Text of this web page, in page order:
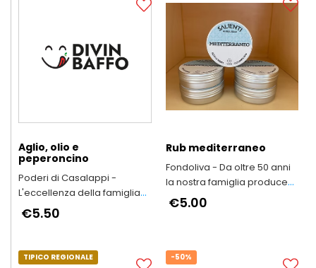
Aglio, olio e
peperoncino
Poderi di Casalappi -
L'eccellenza della famiglia
Bartalini
€5.50
Rub mediterraneo
Fondoliva - Da oltre 50 anni
la nostra famiglia produce
Olio Extravergine d'Oliva
€5.00
TIPICO REGIONALE -50%